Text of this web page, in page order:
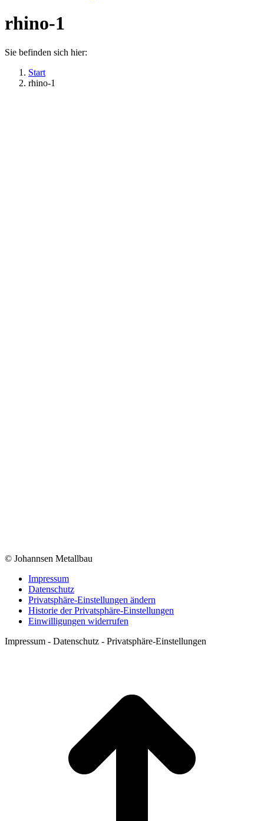
rhino-1
Sie befinden sich hier:
Start
rhino-1
© Johannsen Metallbau
Impressum
Datenschutz
Privatsphäre-Einstellungen ändern
Historie der Privatsphäre-Einstellungen
Einwilligungen widerrufen
Impressum - Datenschutz - Privatsphäre-Einstellungen